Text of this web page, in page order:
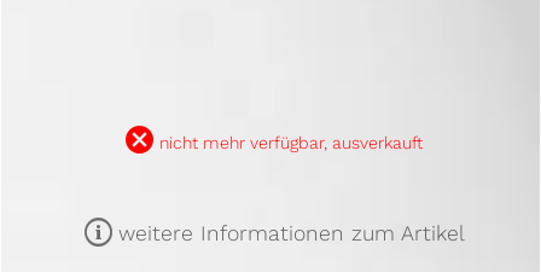
B nicht mehr verfügbar, ausverkauft
m weitere Informationen zum Artikel